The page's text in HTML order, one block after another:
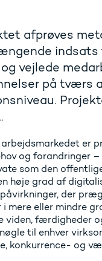
afprøves
indsats
vejlede
på tværs
er
og forandringer
som den
høje grad af
der
mere eller mindre
viden, færdigheder
til enhver
konkurrence- og